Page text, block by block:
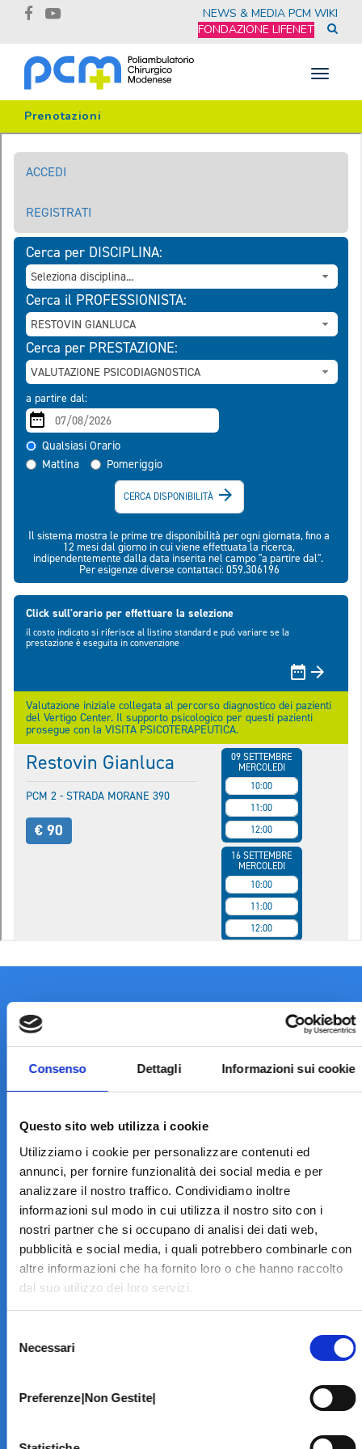
Consenso Dettagli Informazioni sui cookie
Questo sito web utilizza i cookie
Utilizziamo i cookie per personalizzare contenuti ed
annunci, per fornire funzionalità dei social media e per
analizzare il nostro traffico. Condividiamo inoltre
informazioni sul modo in cui utilizza il nostro sito con i
nostri partner che si occupano di analisi dei dati web,
pubblicità e social media, i quali potrebbero combinarle con
altre informazioni che ha fornito loro o che hanno raccolto
dal suo utilizzo dei loro servizi.
delNecessari
Preferenze|Non Gestite|
NEWS & MEDIA PCM WIKI
FONDAZIONE LIFENET
Toggle
Prenotazioni
LA STRUTTURA
Informazioni
Contatti
Specialità
Home Page
PRENOTA ON LINE
INFORMATIVE
Home Page
Modello 231
Amministrazione Trasparente